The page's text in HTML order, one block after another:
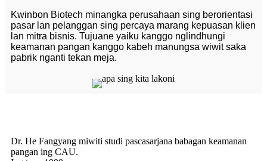
Kwinbon Biotech minangka perusahaan sing berorientasi
pasar lan pelanggan sing percaya marang kepuasan klien
lan mitra bisnis. Tujuane yaiku kanggo nglindhungi
keamanan pangan kanggo kabeh manungsa wiwit saka
pabrik nganti tekan meja.
Dr. He Fangyang miwiti studi pascasarjana babagan keamanan
pangan ing CAU.